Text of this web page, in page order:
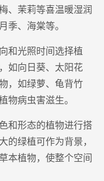
、茉莉等喜温暖湿润
季、海棠等。
和光照时间选择植
如向日葵、太阳花
，如绿萝、龟背竹
物病虫害滋生。
和形态的植物进行搭
的绿植可作为背景，
本植物，使整个空间